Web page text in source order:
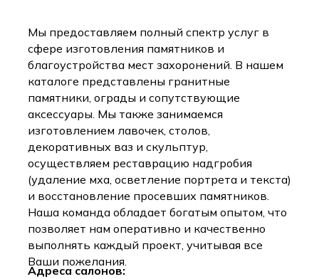
Мы предоставляем полный спектр услуг в
сфере изготовления памятников и
благоустройства мест захоронений. В нашем
каталоге представлены гранитные
памятники, ограды и сопутствующие
аксессуары. Мы также занимаемся
изготовлением лавочек, столов,
декоративных ваз и скульптур,
осуществляем реставрацию надгробия
(удаление мха, осветление портрета и текста)
и восстановление просевших памятников.
Наша команда обладает богатым опытом, что
позволяет нам оперативно и качественно
выполнять каждый проект, учитывая все
Ваши пожелания.
Адреса салонов: